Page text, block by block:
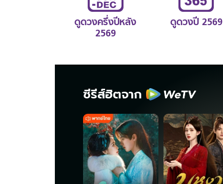
ดูดวงครึ่งปีหลัง
2569
ดูดวงปี 2569
ซีรีส์ฮิตจาก